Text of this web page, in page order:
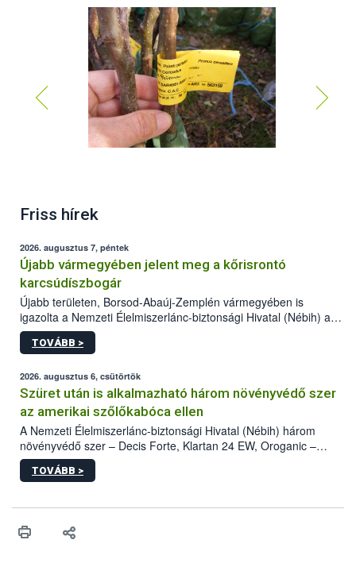
Friss hírek
2026. augusztus 7, péntek
Újabb vármegyében jelent meg a kőrisrontó
karcsúdíszbogár
Újabb területen, Borsod-Abaúj-Zemplén vármegyében is
igazolta a Nemzeti Élelmiszerlánc-biztonsági Hivatal (Nébih) a
kőrisrontó karcsúdíszbogár (Agrilus planipennis) jelenlétét. A
kártevőt nem csak színcsapdában találták meg, de már fertőzött
az intenzív felderítést, emellett az intézkedéseket a szlovák
hatósággal is összehangolják a terjedés megállítása érdekében.
TOVÁBB >
2026. augusztus 6, csütörtök
Szüret után is alkalmazható három növényvédő szer
az amerikai szőlőkabóca ellen
A Nemzeti Élelmiszerlánc-biztonsági Hivatal (Nébih) három
növényvédő szer – Decis Forte, Klartan 24 EW, Oroganic –
engedélyokiratát módosította, így azok a szüretet követően,
egészen a vesszőérettség (BBCH 91) stádiumáig
érésű szőlőkben is legyen lehetőség a károsító elleni további
felhasználók számára is elérhető és ökológiai termesztésben is
TOVÁBB >